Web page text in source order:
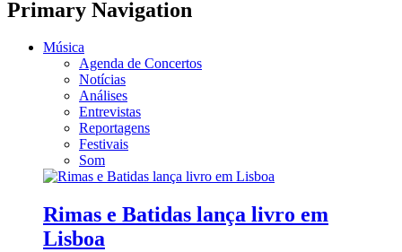
Primary Navigation
Música
Agenda de Concertos
Notícias
Análises
Entrevistas
Reportagens
Festivais
Som
Rimas e Batidas lança livro em
Lisboa